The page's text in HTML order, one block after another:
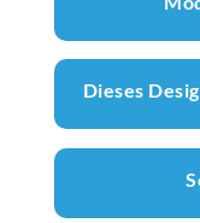
Dieses